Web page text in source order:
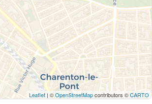
Leaflet | ©OpenStreetMapcontributors ©CARTO